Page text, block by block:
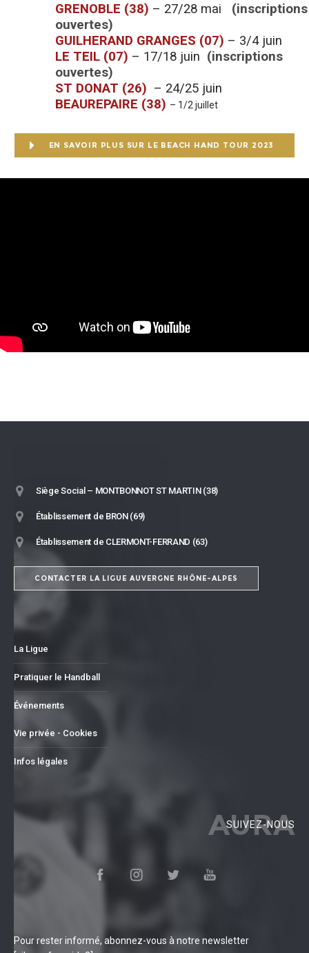
GRENOBLE (38) – 27/28 mai (inscriptions
ouvertes)
GUILHERAND GRANGES (07) – 3/4 juin
LE TEIL (07) – 17/18 juin (inscriptions
ouvertes)
ST DONAT (26) – 24/25 juin
BEAUREPAIRE (38) – 1/2 juillet
EN SAVOIR PLUS SUR LE BEACH HAND TOUR 2023
Siège Social – MONTBONNOT ST MARTIN (38)
Établissement de BRON (69)
Établissement de CLERMONT-FERRAND (63)
CONTACTER LA LIGUE AUVERGNE RHÔNE-ALPES
La Ligue
Pratiquer le Handball
Événements
Vie privée - Cookies
Infos légales
AURA
SUIVEZ-NOUS
Pour rester informé, abonnez-vous à notre newsletter